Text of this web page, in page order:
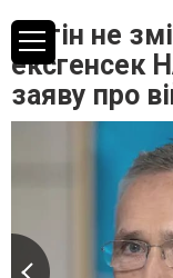
Путін не
ексгенсек
заяву про